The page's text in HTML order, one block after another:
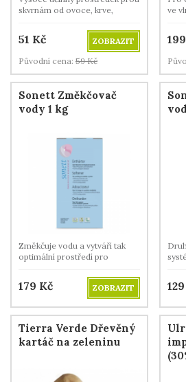
skvrnám od ovoce, krve,
atd. Vhodné pro všechny bílé a
stálobarevné textilie z
přírodních vláken a směsných
tkanin.
51 Kč
ZOBRAZIT
Původní cena: 59 Kč
ve
199
Sonett Změkčovač
vody 1 kg
Změkčuje vodu a vytváří tak
optimální prostředí pro
179 Kč ZOBRAZIT 129
Tierra Verde Dřevěný
kartáč na zeleninu